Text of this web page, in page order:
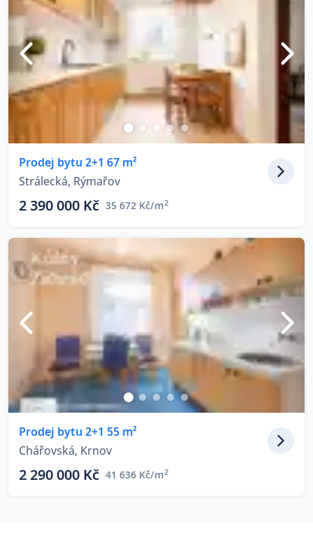
Prodej bytu 2+1 67 m²
Strálecká, Rýmařov
2 390 000 Kč 35 672 Kč/m2
Prodej bytu 2+1 55 m²
Chářovská, Krnov
2 290 000 Kč 41 636 Kč/m2